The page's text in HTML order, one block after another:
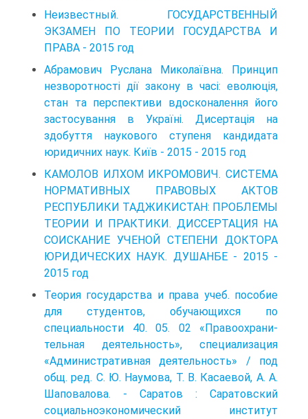
Неизвестный. ГОСУДАРСТВЕННЫЙ
ЭКЗАМЕН ПО ТЕОРИИ ГОСУДАРСТВА И
ПРАВА - 2015 год
Абрамович Руслана Миколаївна. Принцип
незворотності дії закону в часі: еволюція,
стан та перспективи вдосконалення його
застосування в Україні. Дисертація на
здобуття наукового ступеня кандидата
юридичних наук. Київ - 2015 - 2015 год
КАМОЛОВ ИЛХОМ ИКРОМОВИЧ. СИСТЕМА
НОРМАТИВНЫХ ПРАВОВЫХ АКТОВ
РЕСПУБЛИКИ ТАДЖИКИСТАН: ПРОБЛЕМЫ
ТЕОРИИ И ПРАКТИКИ. ДИССЕРТАЦИЯ НА
СОИСКАНИЕ УЧЕНОЙ СТЕПЕНИ ДОКТОРА
ЮРИДИЧЕСКИХ НАУК. ДУШАНБЕ - 2015 -
2015 год
Теория государства и права учеб. пособие
для студентов, обучающихся по
специальности 40. 05. 02 «Правоохрани­
тельная деятельность», специализация
«Административная деятельность» / под
общ. ред. С. Ю. Наумова, Т. В. Касаевой, А. А.
Шаповалова. - Саратов : Саратовский
социально­экономический институт